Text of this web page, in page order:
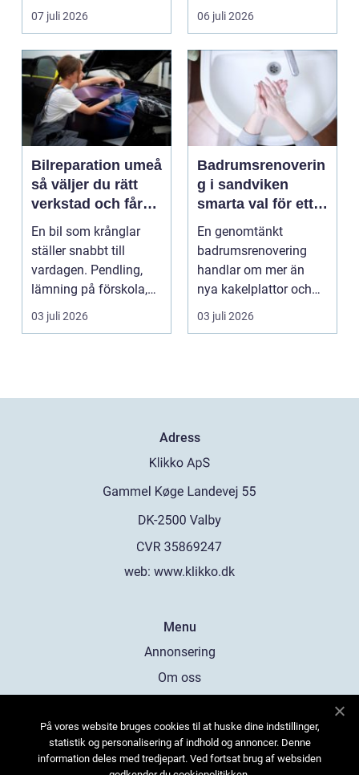
Den skyddar
människo...
07 juli 2026
många blir den s...
06 juli 2026
Bilreparation umeå
så väljer du rätt
verkstad och får
bilen att hålla
längre
En bil som krånglar
ställer snabbt till
vardagen. Pendling,
lämning på förskola,
utflykter och storh...
03 juli 2026
Badrumsrenoverin
g i sandviken
smarta val för ett
tryggt och hållbart
badrum
En genomtänkt
badrumsrenovering
handlar om mer än
nya kakelplattor och
en modern dusch. För
många bo...
03 juli 2026
Adress
web: www.klikko.dk
Menu
Annonsering
Om oss
Kontakta oss
Sitemap
På vores website bruges cookies til at huske dine indstillinger,
statistik og personalisering af indhold og annoncer. Denne
information deles med tredjepart. Ved fortsat brug af websiden